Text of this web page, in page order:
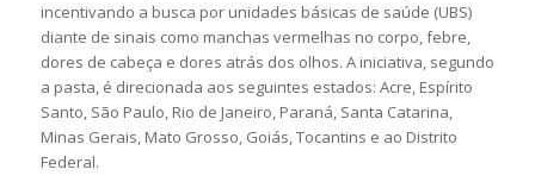
incentivando a busca por unidades básicas de saúde (UBS)
diante de sinais como manchas vermelhas no corpo, febre,
dores de cabeça e dores atrás dos olhos. A iniciativa, segundo
a pasta, é direcionada aos seguintes estados: Acre, Espírito
Santo, São Paulo, Rio de Janeiro, Paraná, Santa Catarina,
Minas Gerais, Mato Grosso, Goiás, Tocantins e ao Distrito
Federal.